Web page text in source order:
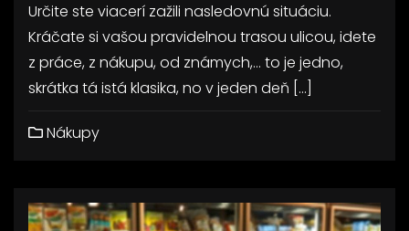
Určite ste viacerí zažili nasledovnú situáciu.
Kráčate si vašou pravidelnou trasou ulicou, idete
z práce, z nákupu, od známych,… to je jedno,
skrátka tá istá klasika, no v jeden deň […]
Nákupy